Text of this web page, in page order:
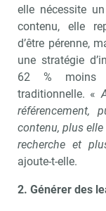
elle nécessite
contenu, elle
d’être pérenne,
une stratégie
62 % moins
traditionnelle. «
référencement,
contenu, plus
recherche et
ajoute-t-elle.
2. Générer des